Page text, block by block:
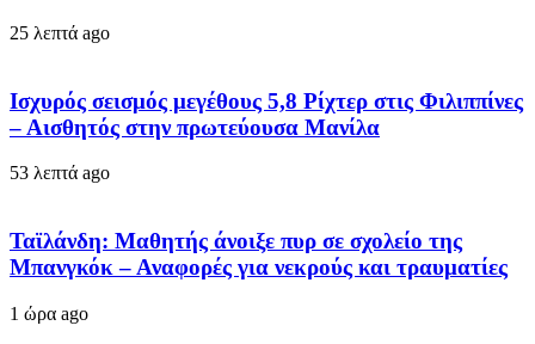
25 λεπτά ago
Ισχυρός σεισμός μεγέθους 5,8 Ρίχτερ στις Φιλιππίνες
– Αισθητός στην πρωτεύουσα Μανίλα
53 λεπτά ago
Ταϊλάνδη: Μαθητής άνοιξε πυρ σε σχολείο της
Μπανγκόκ – Αναφορές για νεκρούς και τραυματίες
1 ώρα ago